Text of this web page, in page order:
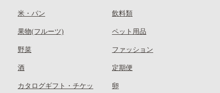
米・パン
果物(フルーツ)
野菜
酒
カタログギフト・チケッ
飲料類
ペット用品
ファッション
定期便
卵